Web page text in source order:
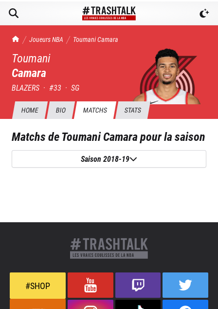
TrashTalk Actu NBA
Joueurs NBA ToumaniCamara
Toumani
Camara
BLAZERS · #33 · SG
HOME BIO MATCHS STATS
Matchs deToumani Camarapour la saison
Saison 2018-19
#SHOP